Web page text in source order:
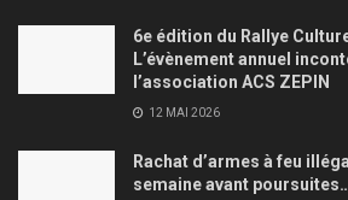
6e édition du Rallye
L’évènement annuel
l’association ACS ZEPIN
12 MAI 2026
Rachat d’armes à feu
semaine avant